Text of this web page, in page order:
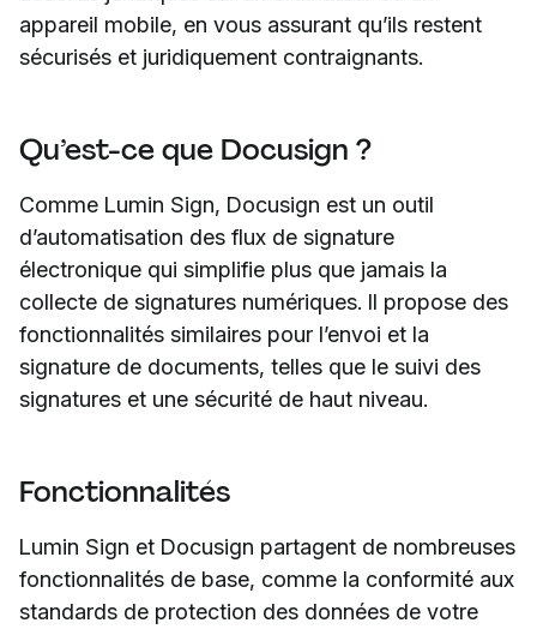
appareil mobile, en vous assurant qu’ils restent
sécurisés et juridiquement contraignants.
Qu’est-ce que Docusign ?
Comme Lumin Sign, Docusign est un outil
d’automatisation des flux de signature
électronique qui simplifie plus que jamais la
collecte de signatures numériques. Il propose des
fonctionnalités similaires pour l’envoi et la
signature de documents, telles que le suivi des
signatures et une sécurité de haut niveau.
Fonctionnalités
Lumin Sign et Docusign partagent de nombreuses
fonctionnalités de base, comme la conformité aux
standards de protection des données de votre